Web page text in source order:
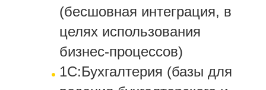
(бесшовная интеграция, в
целях использования
бизнес-процессов)
1C:Бухгалтерия (базы для